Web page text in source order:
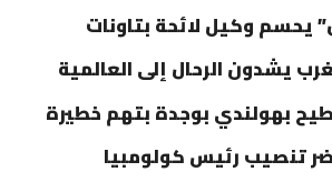
يحسم وكيل لائحة بتاونات
يشدون الرحال إلى العالمية
بهولندي بوجدة بتهم خطيرة
تنصيب رئيس كولومبيا